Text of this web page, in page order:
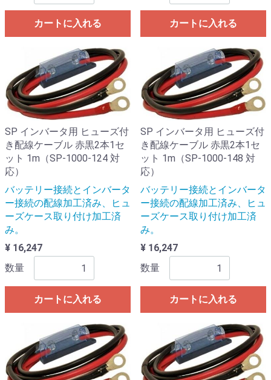
カートに入れる カートに入れる
SP インバータ用 ヒューズ付
き配線ケーブル 赤黒2本1セ
ット 1m（SP-1000-124 対
応）
バッテリー接続とインバータ
ー接続の配線加工済み、ヒュ
ーズケース取り付け加工済
み。
¥ 16,247
数量
カートに入れる
SP インバータ用 ヒューズ付
き配線ケーブル 赤黒2本1セ
ット 1m（SP-1000-148 対
応）
バッテリー接続とインバータ
ー接続の配線加工済み、ヒュ
ーズケース取り付け加工済
み。
¥ 16,247
数量
カートに入れる